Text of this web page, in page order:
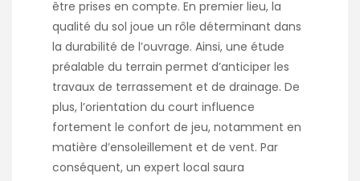
être prises en compte. En premier lieu, la
qualité du sol joue un rôle déterminant dans
la durabilité de l’ouvrage. Ainsi, une étude
préalable du terrain permet d’anticiper les
travaux de terrassement et de drainage. De
plus, l’orientation du court influence
fortement le confort de jeu, notamment en
matière d’ensoleillement et de vent. Par
conséquent, un expert local saura